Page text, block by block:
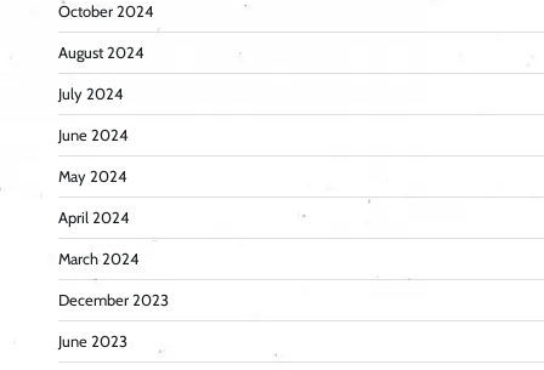
October 2024
August 2024
July 2024
June 2024
May 2024
April 2024
March 2024
December 2023
June 2023